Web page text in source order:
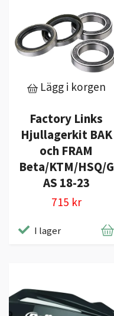
Lägg i korgen
Factory Links
Hjullagerkit BAK
och FRAM
Beta/KTM/HSQ/G
AS 18-23
715 kr
I lager